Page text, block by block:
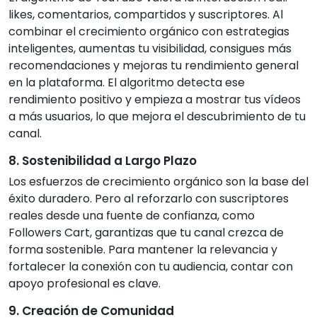
likes, comentarios, compartidos y suscriptores. Al
combinar el crecimiento orgánico con estrategias
inteligentes, aumentas tu visibilidad, consigues más
recomendaciones y mejoras tu rendimiento general
en la plataforma. El algoritmo detecta ese
rendimiento positivo y empieza a mostrar tus vídeos
a más usuarios, lo que mejora el descubrimiento de tu
canal.
8. Sostenibilidad a Largo Plazo
Los esfuerzos de crecimiento orgánico son la base del
éxito duradero. Pero al reforzarlo con suscriptores
reales desde una fuente de confianza, como
Followers Cart, garantizas que tu canal crezca de
forma sostenible. Para mantener la relevancia y
fortalecer la conexión con tu audiencia, contar con
apoyo profesional es clave.
9. Creación de Comunidad